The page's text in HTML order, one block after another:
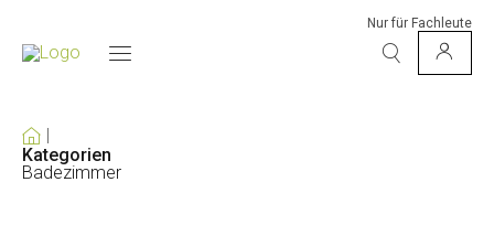
Nur für Fachleute
Kategorien
Badezimmer